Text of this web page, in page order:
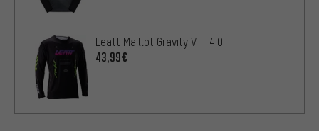
Leatt Maillot Gravity VTT 4.0
43,99€